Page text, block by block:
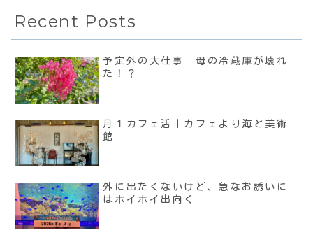
Recent Posts
予定外の大仕事｜母の冷蔵庫が壊れ
た！？
月１カフェ活｜カフェより海と美術
館
外に出たくないけど、急なお誘いに
はホイホイ出向く